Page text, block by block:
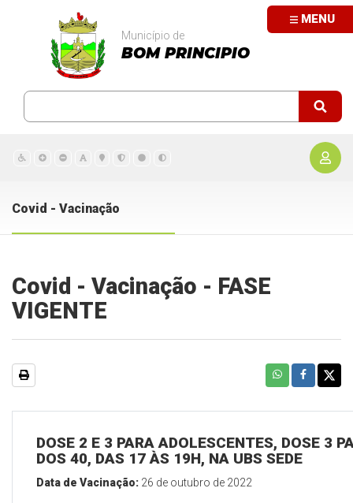
MENU
Município de
BOM PRINCIPIO
Covid - Vacinação
Covid - Vacinação - FASE
VIGENTE
DOSE 2 E 3 PARA ADOLESCENTES, DOSE 3
DOS 40, DAS 17 ÀS 19H, NA UBS SEDE
Data de Vacinação: 26 de outubro de 2022